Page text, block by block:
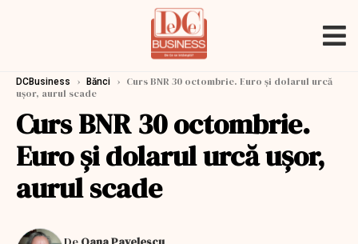
DCBusiness › Bănci › Curs BNR 30 octombrie. Euro și dolarul urcă
ușor, aurul scade
Curs BNR 30 octombrie.
Euro și dolarul urcă ușor,
aurul scade